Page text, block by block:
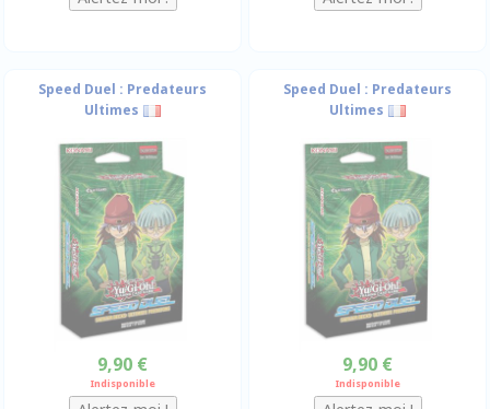
Speed Duel : Predateurs
Ultimes
9,90 €
Indisponible
Speed Duel : Predateurs
Ultimes
9,90 €
Indisponible